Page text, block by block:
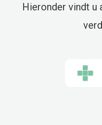
Hieronder vindt u